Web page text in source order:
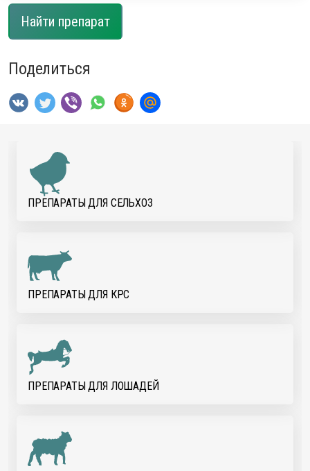
Найти препарат
Поделиться
ПРЕПАРАТЫ ДЛЯ CЕЛЬХОЗ
ПРЕПАРАТЫ ДЛЯ КРС
ПРЕПАРАТЫ ДЛЯ ЛОШАДЕЙ